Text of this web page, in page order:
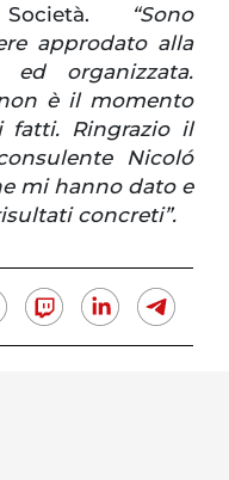
“Sono
approdato alla
ed organizzata.
è il momento
fatti. Ringrazio il
Nicoló
mi hanno dato e
concreti”.